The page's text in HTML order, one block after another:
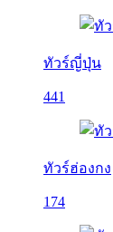
ทัวร์ญี่ปุ่น
441
ทัวร์ฮ่องกง
174